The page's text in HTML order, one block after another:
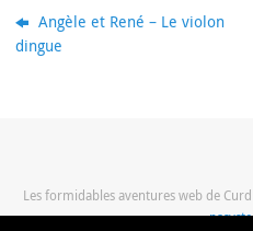
Angèle et René – Le violon
dingue
Les formidables aventures web de